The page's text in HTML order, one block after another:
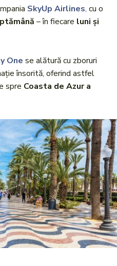
SkyUp Airlines, cu o
– în fiecare luni și
One se alătură cu zboruri
însorită, oferind astfel
spre Coasta de Azur a